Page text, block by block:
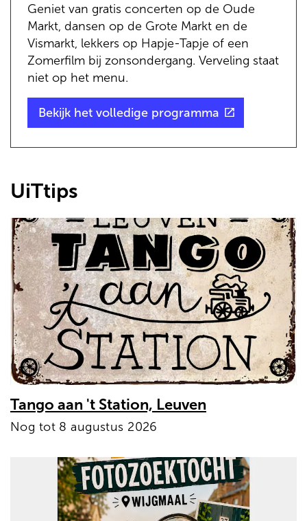
Geniet van gratis concerten op de Oude
Markt, dansen op de Grote Markt en de
Vismarkt, lekkers op Hapje-Tapje of een
Zomerfilm bij zonsondergang. Verveling staat
niet op het menu.
Bekijk het volledige programma (externe
link)
UiTtips
Tango aan 't Station, Leuven
Nog tot 8 augustus 2026